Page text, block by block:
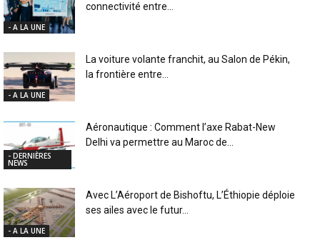
- A LA UNE
connectivité entre...
- A LA UNE
La voiture volante franchit, au Salon de Pékin,
la frontière entre...
- DERNIÈRES
NEWS
Aéronautique : Comment l’axe Rabat-New
Delhi va permettre au Maroc de...
- A LA UNE
Avec L’Aéroport de Bishoftu, L’Éthiopie déploie
ses ailes avec le futur...